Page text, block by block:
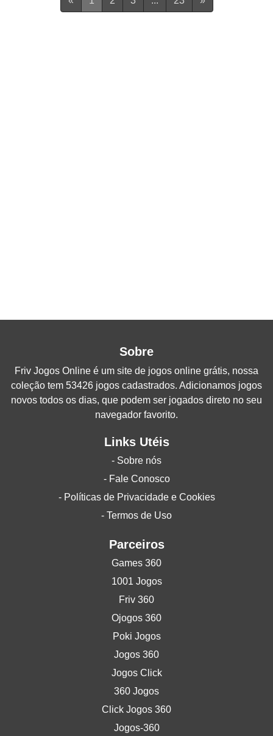
Sobre
Friv Jogos Online é um site de jogos online grátis, nossa
coleção tem 53426 jogos cadastrados. Adicionamos jogos
novos todos os dias, que podem ser jogados direto no seu
navegador favorito.
Links Utéis
- Sobre nós
- Fale Conosco
- Políticas de Privacidade e Cookies
- Termos de Uso
Parceiros
Games 360
1001 Jogos
Friv 360
Ojogos 360
Poki Jogos
Jogos 360
Jogos Click
360 Jogos
Click Jogos 360
Jogos-360